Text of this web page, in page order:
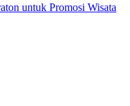
untuk Promosi Wisata